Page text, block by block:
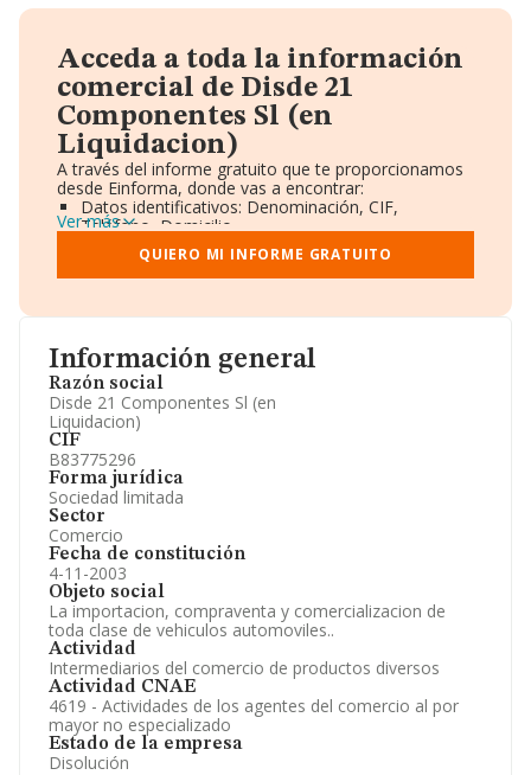
Información general
Razón social
Disde 21 Componentes Sl (en
Liquidacion)
CIF
B83775296
Forma jurídica
Sociedad limitada
Sector
Comercio
Fecha de constitución
4-11-2003
Objeto social
La importacion, compraventa y comercializacion de
toda clase de vehiculos automoviles..
Actividad
Intermediarios del comercio de productos diversos
Actividad CNAE
4619 - Actividades de los agentes del comercio al por
mayor no especializado
Estado de la empresa
Disolución
Acceda a toda la información
comercial de Disde 21
Componentes Sl (en
Liquidacion)
A través del informe gratuito que te proporcionamos
desde Einforma, donde vas a encontrar:
Datos identificativos: Denominación, CIF,
Teléfono, Domicilio.
Informe Mercantil Completo (BORME).
Gráficos de Evolución Ventas y Empleados.
Consejo de Administración y Administradores.
Accionistas.
Artículos de prensa publicados sobre la empresa.
Información oficial y registral complementaria.
Ver más
QUIERO MI INFORME GRATUITO